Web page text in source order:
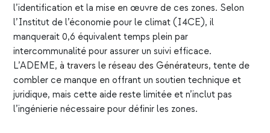
l’identification et la mise en œuvre de ces zones. Selon
l’Institut de l’économie pour le climat (I4CE), il
manquerait 0,6 équivalent temps plein par
intercommunalité pour assurer un suivi efficace.
L’ADEME,à travers le réseau des Générateurs, tente de
combler ce manque en offrant un soutien technique et
juridique, mais cette aide reste limitée et n’inclut pas
l’ingénierie nécessaire pour définir les zones.